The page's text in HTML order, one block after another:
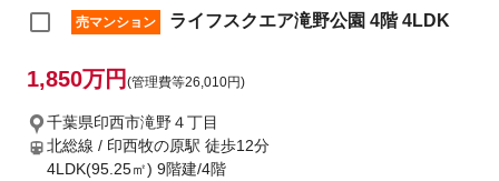
売マンション ライフスクエア滝野公園 4階 4LDK
1,850万円 (管理費等26,010円)
千葉県印西市滝野４丁目
北総線 / 印西牧の原駅 徒歩12分
4LDK(95.25㎡) 9階建/4階